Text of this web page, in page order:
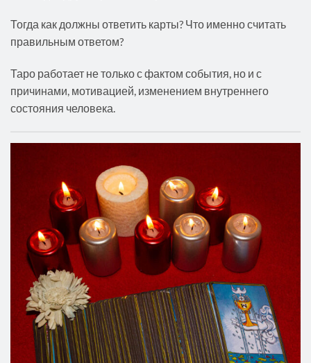
Тогда как должны ответить карты? Что именно считать
правильным ответом?
Таро работает не только с фактом события, но и с
причинами, мотивацией, изменением внутреннего
состояния человека.